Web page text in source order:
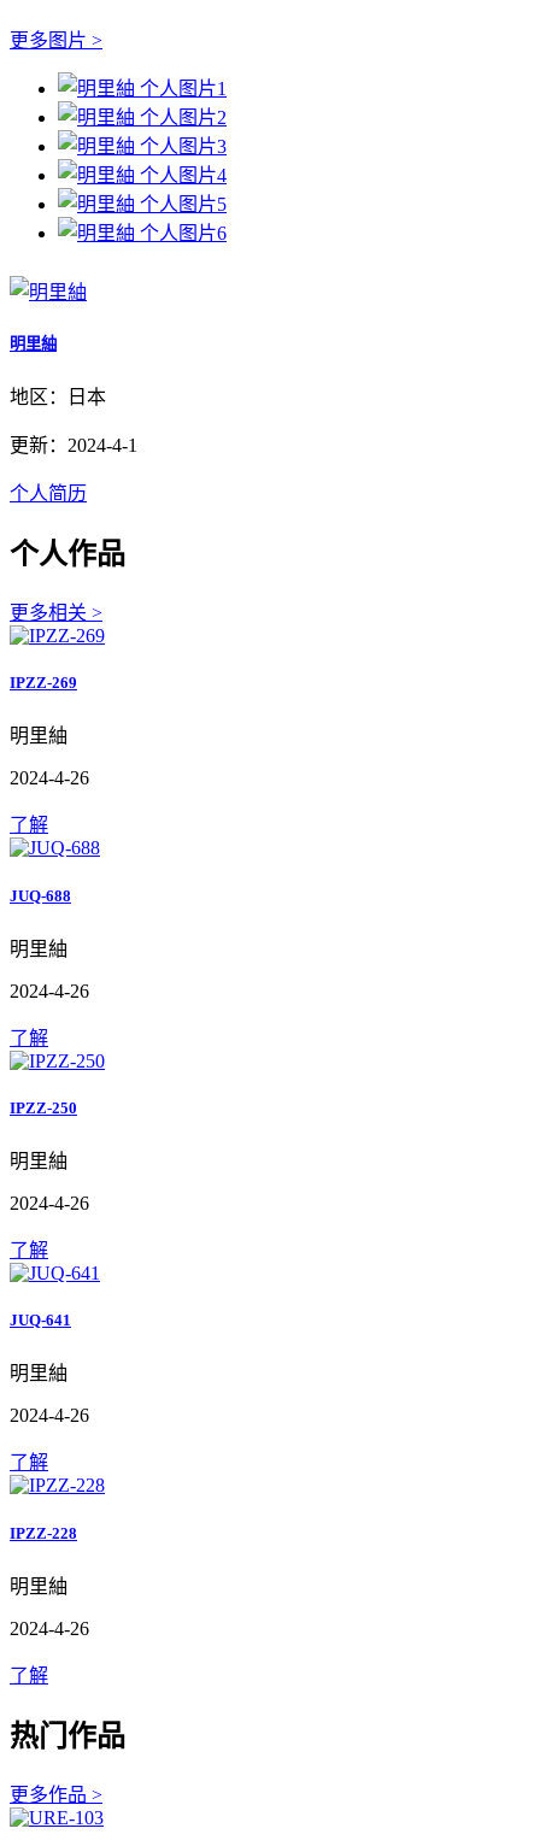
更多图片 >
明里紬
地区：日本
更新：2024-4-1
个人简历
个人作品
更多相关 >
IPZZ-269
明里紬
2024-4-26
了解
JUQ-688
明里紬
2024-4-26
了解
IPZZ-250
明里紬
2024-4-26
了解
JUQ-641
明里紬
2024-4-26
了解
IPZZ-228
明里紬
2024-4-26
了解
热门作品
更多作品 >